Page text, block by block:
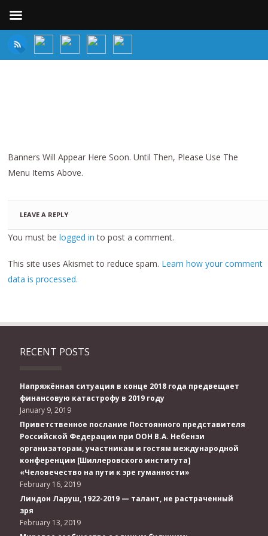
Banners Will Appear Here Soon. Until Then, Please Use The
Menu Items Above.
LEAVE A REPLY
You must belogged in to post a comment.
This site uses Akismet to reduce spam. Learn how your comment
data is processed.
RECENT POSTS
Напряжённая ситуация в конце 2018 года предвещает
финансовую катастрофу в 2019 году
January 9, 2019
Приветственное послание Постоянного представителя
Российской Федерации при ООН В.А. Небензи
организаторам, участникам и гостям международной
конференции [Шиллеровского института]
«Человечество на пути к эре гуманности»
February 16, 2019
Линдон Ларуш, 1922-2019 — талант, не растраченный
зря
February 13, 2019